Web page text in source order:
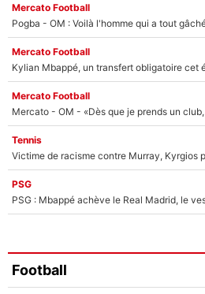
Mercato Football
Pogba - OM : Voilà l'homme qui a tout
Mercato Football
Kylian Mbappé, un transfert obligatoire cet
Mercato Football
Tennis
PSG
PSG : Mbappé achève le Real Madrid, le
Football